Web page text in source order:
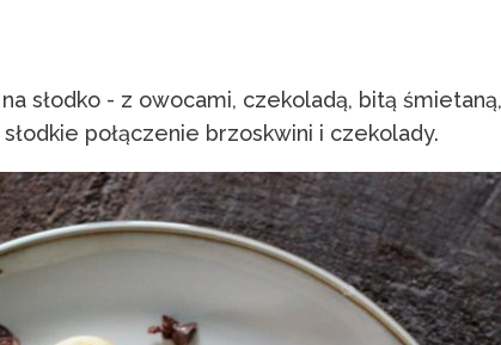
słodko - z owocami, czekoladą, bitą
połączenie brzoskwini i czekolady.